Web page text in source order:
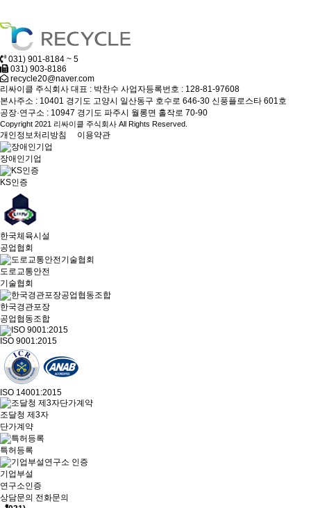
031) 901-8184 ~ 5
031) 903-8186
recycle20@naver.com
리싸이클 주식회사 대표 : 박찬수 사업자등록번호 : 128-81-97608
본사주소 : 10401 경기도 고양시 일산동구 호수로 646-30 신풍플로스타 601호
공장·연구소 : 10947 경기도 파주시 월롱면 홀작로 70-90
Copyright 2021 리싸이클 주식회사 All Rights Reserved.
개인정보처리방침 이용약관
장애인기업
KS인증
한국체육시설
공업협회
도로교통안전
기술협회
한국경관포장
공업협동조합
ISO 9001:2015
ISO 14001:2015
조달청 제3자
단가계약
특허등록
기업부설
연구소인증
상담문의 전화문의